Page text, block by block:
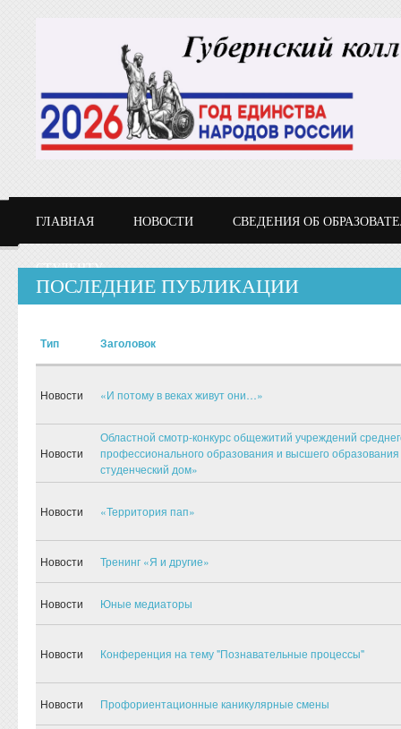
ГЛАВНАЯ НОВОСТИ СВЕДЕНИЯ ОБ
СТУДЕНТУ
ПОСЛЕДНИЕ ПУБЛИКАЦИИ
Тип Заголовок
Новости «И потому в веках живут они…»
Новости
Областной смотр-конкурс общежитий учреждений
профессионального образования и высшего
студенческий дом»
Новости «Территория пап»
Новости Тренинг «Я и другие»
Новости Юные медиаторы
Новости Конференция на тему "Познавательные процессы"
Новости Профориентационные каникулярные смены